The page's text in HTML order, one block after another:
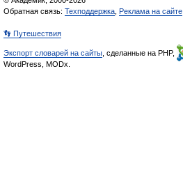
Обратная связь: Техподдержка Реклама на сайте
👣 Путешествия
Экспорт словарей на сайты , сделанные на PHP,
WordPress, MODx.